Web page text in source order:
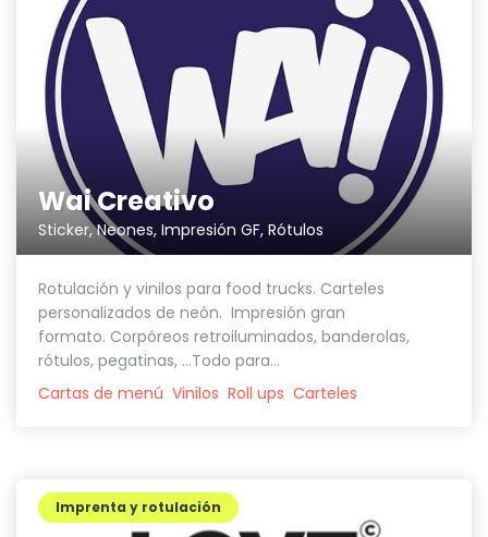
Wai Creativo
Sticker, Neones, Impresión GF, Rótulos
Rotulación y vinilos para food trucks. Carteles
personalizados de neón. Impresión gran
formato. Corpóreos retroiluminados, banderolas,
rótulos, pegatinas, ...Todo para...
Cartas de menú Vinilos Roll ups Carteles
Imprenta y rotulación